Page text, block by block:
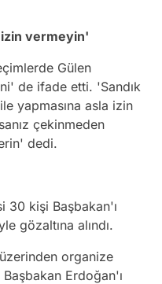
izin vermeyin'
Gülen
de ifade etti. 'Sandık
yapmasına asla izin
çekinmeden
dedi.
30 kişi Başbakan'ı
gözaltına alındı.
organize
Erdoğan'ı